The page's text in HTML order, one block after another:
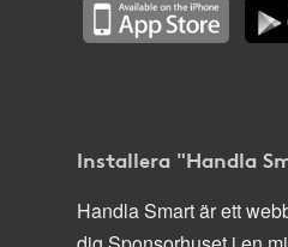
Installera "Handla
Handla Smart är ett